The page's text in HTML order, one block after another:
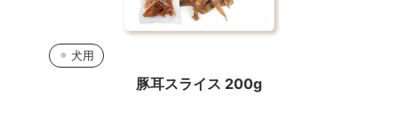
犬用
豚耳スライス 200g